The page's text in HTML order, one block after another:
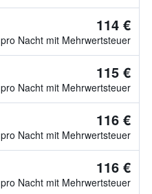
114 €
pro Nacht mit Mehrwertsteuer
115 €
pro Nacht mit Mehrwertsteuer
116 €
pro Nacht mit Mehrwertsteuer
116 €
pro Nacht mit Mehrwertsteuer